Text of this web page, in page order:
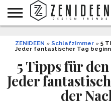
INNENDESIGN
ARCHITEKTUR
GARTEN
UND
LIFESTYLE
DEKO
&
DIY
STYLE
REZEPTE
GESUNDHEIT
WEIHNACHTEN
ZENIDEEN » Schlafzimmer » 5
Jeder fantastischer Tag
5 Tipps für
Jeder
der